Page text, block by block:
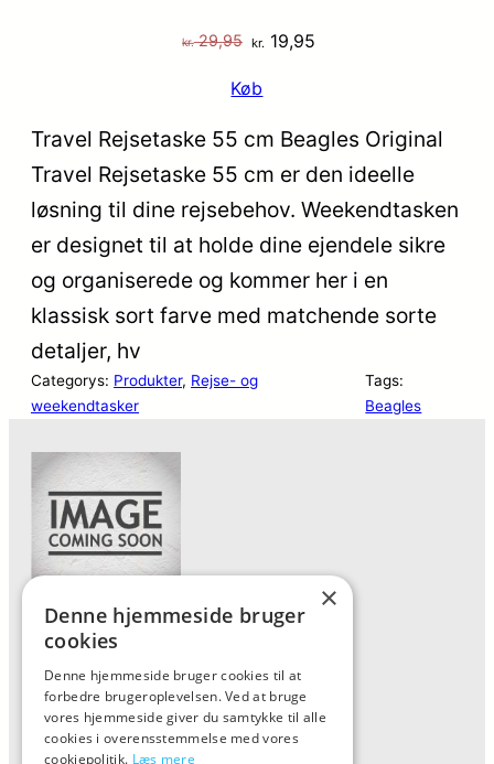
kr.29,95 Den
pris
kr. 29,95.
kr. 19,95
er:
kr. 19,95.
Køb
Travel Rejsetaske 55 cm Beagles Original
Travel Rejsetaske 55 cm er den ideelle
løsning til dine rejsebehov. Weekendtasken
er designet til at holde dine ejendele sikre
og organiserede og kommer her i en
klassisk sort farve med matchende sorte
detaljer, hv
Categorys: Produkter, Rejse- og
weekendtasker
Tags:
Beagles
Forside
Vis alle produkter
Kontakt
Oversigt artikler
×
Denne hjemmeside bruger
cookies
Denne hjemmeside bruger cookies til at
forbedre brugeroplevelsen. Ved at bruge
vores hjemmeside giver du samtykke til alle
cookies i overensstemmelse med vores
cookiepolitik. Læs mere